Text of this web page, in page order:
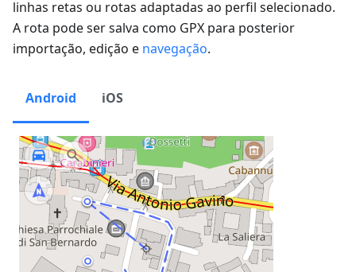
linhas retas ou rotas adaptadas ao perfil selecionado.
A rota pode ser salva como GPX para posterior
importação, edição e navegação.
Android iOS